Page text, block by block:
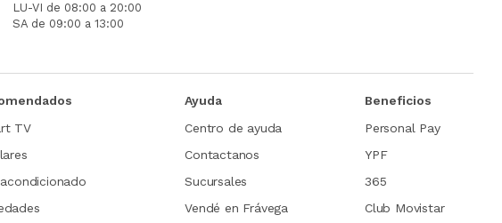
LU-VI de 08:00 a 20:00
SA de 09:00 a 13:00
TV
Ayuda
Centro de ayuda
Contactanos
Sucursales
Vendé en Frávega
Beneficios
Personal Pay
YPF
365
Club Movistar